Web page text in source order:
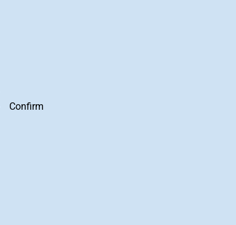
Confirm